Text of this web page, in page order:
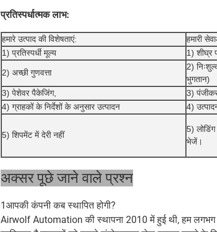
प्रतिस्पर्धात्मक लाभ:
हमारे उत्पाद की विशेषताएं:
हमारी
1) प्रतिस्पर्धी मूल्य
1) शीघ्र
2) अच्छी गुणवत्ता
2)
भुगतान)
3) पेशेवर पैकेजिंग,
3)
4) ग्राहकों के निर्देशों के अनुसार उत्पादन
4)
5) शिपमेंट में देरी नहीं
5)
भेजें।
अक्सर पूछे जाने वाले प्रश्न
1आपकी कंपनी कब स्थापित होगी?
Airwolf Automation की स्थापना 2010 में हुई थी, हम लगभग